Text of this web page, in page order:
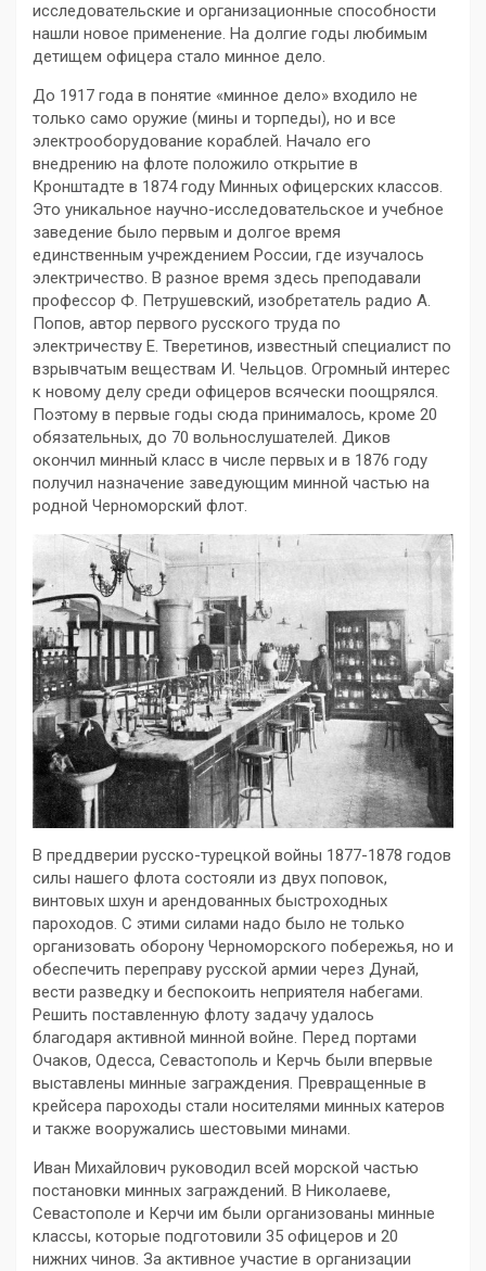
исследовательские и организационные способности
нашли новое применение. На долгие годы любимым
детищем офицера стало минное дело.
До 1917 года в понятие «минное дело» входило не
только само оружие (мины и торпеды), но и все
электрооборудование кораблей. Начало его
внедрению на флоте положило открытие в
Кронштадте в 1874 году Минных офицерских классов.
Это уникальное научно-исследовательское и учебное
заведение было первым и долгое время
единственным учреждением России, где изучалось
электричество. В разное время здесь преподавали
профессор Ф. Петрушевский, изобретатель радио А.
Попов, автор первого русского труда по
электричеству Е. Тверетинов, известный специалист по
взрывчатым веществам И. Чельцов. Огромный интерес
к новому делу среди офицеров всячески поощрялся.
Поэтому в первые годы сюда принималось, кроме 20
обязательных, до 70 вольнослушателей. Диков
окончил минный класс в числе первых и в 1876 году
получил назначение заведующим минной частью на
родной Черноморский флот.
В преддверии русско-турецкой войны 1877-1878 годов
силы нашего флота состояли из двух поповок,
винтовых шхун и арендованных быстроходных
пароходов. С этими силами надо было не только
организовать оборону Черноморского побережья, но и
обеспечить переправу русской армии через Дунай,
вести разведку и беспокоить неприятеля набегами.
Решить поставленную флоту задачу удалось
благодаря активной минной войне. Перед портами
Очаков, Одесса, Севастополь и Керчь были впервые
выставлены минные заграждения. Превращенные в
крейсера пароходы стали носителями минных катеров
и также вооружались шестовыми минами.
Иван Михайлович руководил всей морской частью
постановки минных заграждений. В Николаеве,
Севастополе и Керчи им были организованы минные
классы, которые подготовили 35 офицеров и 20
нижних чинов. За активное участие в организации